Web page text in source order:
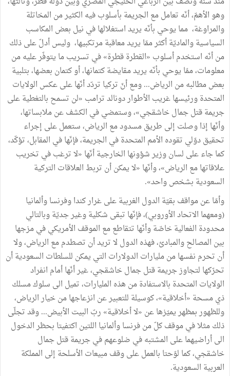
وهو الأهمّ، أنّه تعامل مع الجريمة بأسلوب فيه الكثير من المخاتلة
والمراوغة، مما يوحي بأنّه يريد استغلالها في نيل بعض المكاسب
السياسية والماديّة أكثر ممّا يريد معاقبة مرتكبيها، وليس أدلّ على ذلك
من أنّه استخدم أسلوب «القطرة قطرة» في تسريب ما يتوفّر عليه من
معلومات، ممّا يوحي بأنّه يريد مقايضة كتمانها، أو كتمان بعضها، بتلبية
بعض مطالبه من الرياض... ومع أنّ تركيا تردّد أنّها على عكس الولايات
المتحدة ورئيسها غريب الأطوار دونالد ترامب «لن تسمح بالتغطية على
جريمة قتل جمال خاشقجي»، وستمضي في الكشف عن ملابساتها،
وأنّها إذا وصلت إلى طريق مسدود مع الرياض، ستعمل على إجراء
تحقيق دوّلي تقوده الأمم المتحدة في الجريمة، فإنّها في المقابل، تؤكّد،
كما جاء على لسان وزير شؤونها الخارجية أنّها «لا ترغب في تخريب
علاقاتها مع الرياض»، وأنّها «لا يمكن أن تربط العلاقات التركية
السعودية بشخص واحد».
وأمّا عن مواقف بقيّة الدول الغربية على غرار كندا وفرنسا وألمانيا
(ومعهما الاتحاد الأوروبي)، فإنّها تبقى شكلية وغير جديّة وبالتالي
محدودة الفعالية خاصّة وأنّها تتقاطع مع الموقف الأمريكي في مزجها
بين المصالح والمبادئ، فهذه الدول لا تريد أن تصطدم مع الرياض، ولا
أن تحرم نفسها من مليارات الدولارات التي يمكن للسلطات السعودية أن
تحرّكها لتجاوز جريمة قتل جمال خاشقجي، غير أنّها أمام انفراد
الولايات المتحدة بالاستفادة من هذه المليارات، تميل الى سلوك مسلك
ذي مسحة «أخلاقية»، كوسيلة للتعبير عن انزعاجها من خيار الرياض،
وللظهور بمظهر يميّزها عن «لا أخلاقية» ربّ البيت الأبيض... وقد تجلّى
ذلك مثلا في موقف كلّ من فرنسا وألمانيا اللتين اكتفيتا بحظر الدخول
الى أراضيهما على المشتبه في ضلوعهم في جريمة قتل جمال
خاشقجي، كما لوّحتا بالعمل على وقف مبيعات الأسلحة إلى المملكة
العربية السعودية.